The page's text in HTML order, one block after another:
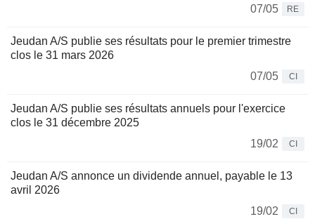
07/05
RE
Jeudan A/S publie ses résultats pour le premier trimestre
clos le 31 mars 2026
07/05
CI
Jeudan A/S publie ses résultats annuels pour l'exercice
clos le 31 décembre 2025
19/02
CI
Jeudan A/S annonce un dividende annuel, payable le 13
avril 2026
19/02
CI